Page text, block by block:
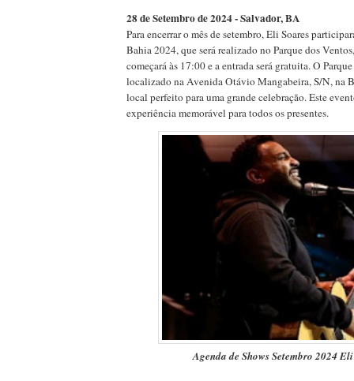
28 de Setembro de 2024 - Salvador, BA
Para encerrar o mês de setembro, Eli Soares
Bahia 2024, que será realizado no Parque dos
começará às 17:00 e a entrada será gratuita. O
localizado na Avenida Otávio Mangabeira, S/N, na
local perfeito para uma grande celebração. Este
experiência memorável para todos os presentes.
Agenda de Shows Setembro 2024